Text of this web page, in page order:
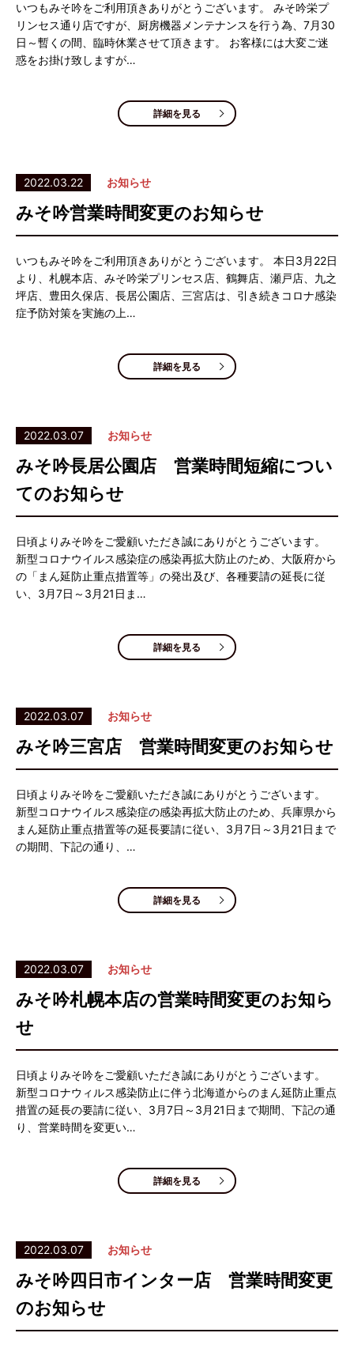
いつもみそ吟をご利用頂きありがとうございます。 みそ吟栄プ
リンセス通り店ですが、厨房機器メンテナンスを行う為、7月30
日～暫くの間、臨時休業させて頂きます。 お客様には大変ご迷
惑をお掛け致しますが…
詳細を見る
2022.03.22 お知らせ
みそ吟営業時間変更のお知らせ
いつもみそ吟をご利用頂きありがとうございます。 本日3月22日
より、札幌本店、みそ吟栄プリンセス店、鶴舞店、瀬戸店、九之
坪店、豊田久保店、長居公園店、三宮店は、引き続きコロナ感染
症予防対策を実施の上…
詳細を見る
2022.03.07 お知らせ
みそ吟長居公園店 営業時間短縮につい
てのお知らせ
日頃よりみそ吟をご愛顧いただき誠にありがとうございます。
新型コロナウイルス感染症の感染再拡大防止のため、大阪府から
の「まん延防止重点措置等」の発出及び、各種要請の延長に従
い、3月7日～3月21日ま…
詳細を見る
2022.03.07 お知らせ
みそ吟三宮店 営業時間変更のお知らせ
日頃よりみそ吟をご愛顧いただき誠にありがとうございます。
新型コロナウイルス感染症の感染再拡大防止のため、兵庫県から
まん延防止重点措置等の延長要請に従い、3月7日～3月21日まで
の期間、下記の通り、…
詳細を見る
2022.03.07 お知らせ
みそ吟札幌本店の営業時間変更のお知ら
せ
日頃よりみそ吟をご愛顧いただき誠にありがとうございます。
新型コロナウィルス感染防止に伴う北海道からのまん延防止重点
措置の延長の要請に従い、3月7日～3月21日まで期間、下記の通
り、営業時間を変更い…
詳細を見る
2022.03.07 お知らせ
みそ吟四日市インター店 営業時間変更
のお知らせ